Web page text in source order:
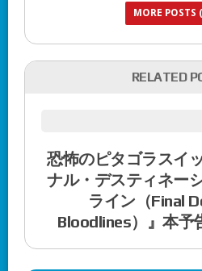
MORE POSTS
RELATED
恐怖のピタゴラスイ
ナル・デスティネー
ライン（Final
Bloodlines）』本予